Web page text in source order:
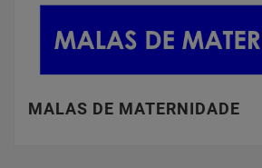
MALAS DE MATERNIDADE